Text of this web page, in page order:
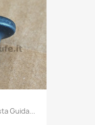
Guida...